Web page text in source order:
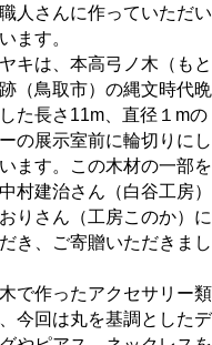
人さんに作っていただい
ます。
キは、本高弓ノ木（もと
（鳥取市）の縄文時代晩
た長さ11m、直径１mの
の展示室前に輪切りにし
ます。この木材の一部を
村建治さん（白谷工房）
りさん（工房このか）に
き、ご寄贈いただきまし
で作ったアクセサリー類
今回は丸を基調としたデ